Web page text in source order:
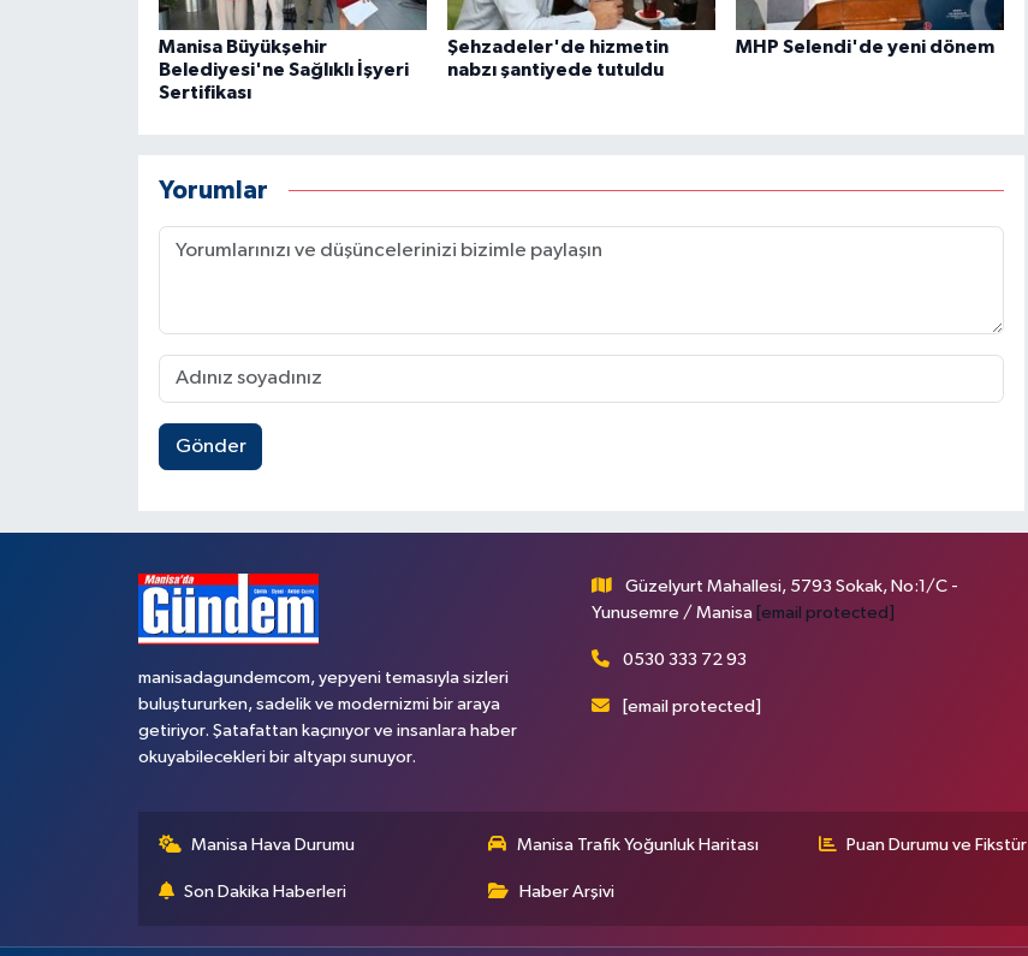
Manisa Büyükşehir
Belediyesi'ne Sağlıklı İşyeri
Sertifikası
Şehzadeler'de hizmetin
nabzı şantiyede tutuldu
MHP Selendi'de yeni dönem
Yorumlar
Gönder
manisadagundemcom, yepyeni temasıyla sizleri
buluştururken, sadelik ve modernizmi bir araya
getiriyor. Şatafattan kaçınıyor ve insanlara haber
okuyabilecekleri bir altyapı sunuyor.
Güzelyurt Mahallesi, 5793 Sokak, No:1/C -
Yunusemre / Manisa [email protected]
0530 333 72 93
[email protected]
Manisa Hava Durumu Manisa Trafik Yoğunluk Haritası Puan Durumu ve Fikstür
Son Dakika Haberleri Haber Arşivi